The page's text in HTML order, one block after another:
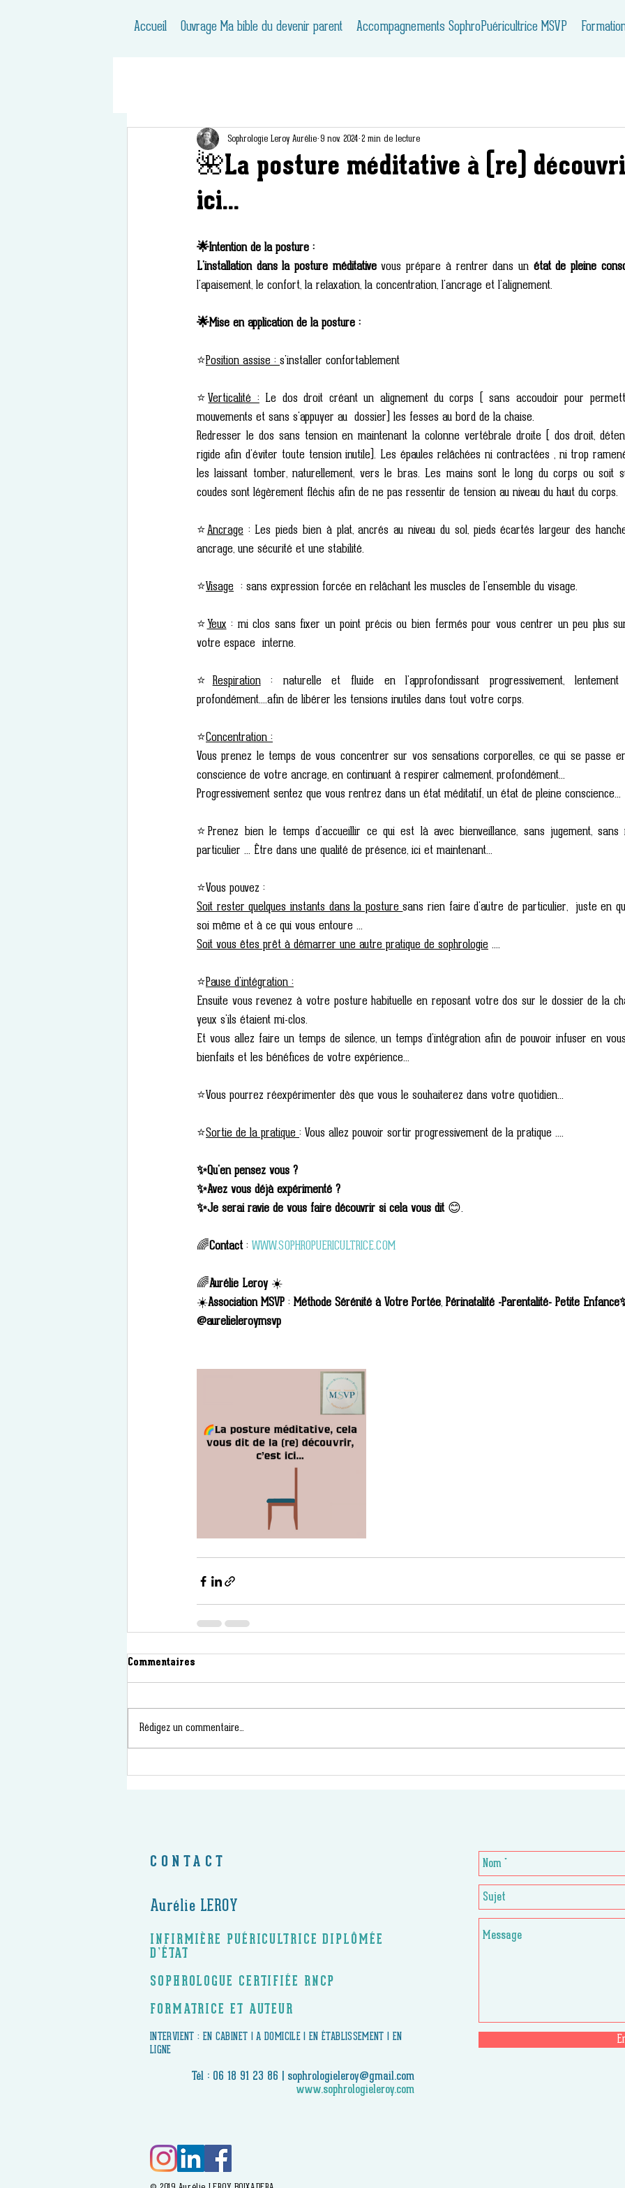
Accueil Ouvrage Ma bible du devenir parent Accompagnements SophroPuéricultrice MSVP
🌺La posture méditative à (re)
ici...
Sophrologie Leroy Aurélie 9 nov. 2024 2 min de lecture
🌟Intention de la posture :
L'installation dans la posture méditative vous prépare à rentrer dans un état de pleine
l'apaisement, le confort, la relaxation, la concentration, l'ancrage et l'alignement.
🌟Mise en application de la posture :
⭐Position assise : s'installer confortablement
⭐Verticalité : Le dos droit créant un alignement du corps ( sans accoudoir pour
mouvements et sans s'appuyer au  dossier) les fesses au bord de la chaise.
Redresser le dos sans tension en maintenant la colonne vertébrale droite ( dos droit,
rigide afin d'éviter toute tension inutile). Les épaules relâchées ni contractées , ni trop
les laissant tomber, naturellement, vers le bras. Les mains sont le long du corps ou soit
coudes sont légèrement fléchis afin de ne pas ressentir de tension au niveau du haut du corps.
⭐Ancrage : Les pieds bien à plat, ancrés au niveau du sol, pieds écartés largeur des
ancrage, une sécurité et une stabilité.
⭐Visage : sans expression forcée en relâchant les muscles de l'ensemble du visage.
⭐ Yeux : mi clos sans fixer un point précis ou bien fermés pour vous centrer un peu plus
votre espace  interne.
⭐ Respiration : naturelle et fluide en l'approfondissant progressivement,
profondément....afin de libérer les tensions inutiles dans tout votre corps.
⭐Concentration :
Vous prenez le temps de vous concentrer sur vos sensations corporelles, ce qui se passe
conscience de votre ancrage, en continuant à respirer calmement, profondément...
Progressivement sentez que vous rentrez dans un état méditatif, un état de pleine conscience...
⭐Prenez bien le temps d'accueillir ce qui est là avec bienveillance, sans jugement,
particulier ... Être dans une qualité de présence, ici et maintenant...
⭐Vous pouvez :
Soit rester quelques instants dans la posture sans rien faire d'autre de particulier,  juste en
soi même et à ce qui vous entoure ...
Soit vous êtes prêt à démarrer une autre pratique de sophrologie ....
⭐Pause d'intégration :
Ensuite vous revenez à votre posture habituelle en reposant votre dos sur le dossier de la
yeux s'ils étaient mi-clos.
Et vous allez faire un temps de silence, un temps d'intégration afin de pouvoir infuser en
bienfaits et les bénéfices de votre expérience...
⭐Vous pourrez réexpérimenter dès que vous le souhaiterez dans votre quotidien...
⭐Sortie de la pratique : Vous allez pouvoir sortir progressivement de la pratique ....
✨Qu'en pensez vous ?
✨Avez vous déjà expérimenté ?
✨Je serai ravie de vous faire découvrir si cela vous dit 😊.
🌈Contact : WWW.SOPHROPUERICULTRICE.COM
🌈Aurélie Leroy ☀️
☀️Association MSVP : Méthode Sérénité à Votre Portée, Périnatalité -Parentalité- Petite
@aurelieleroymsvp
Commentaires
Rédigez un commentaire...
CONTACT
Aurélie LEROY
INFIRMIÈRE PUÉRICULTRICE DIPLÔMÉE
D’ÉTAT
SOPHROLOGUE CERTIFIÉE RNCP
FORMATRICE ET AUTEUR
​INTERVIENT : EN CABINET | A DOMICILE | EN ÉTABLISSEMENT | EN
LIGNE
Tél : 06 18 91 23 86 | sophrologieleroy@gmail.com
www.sophrologieleroy.com